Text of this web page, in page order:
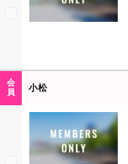
会
員
小松